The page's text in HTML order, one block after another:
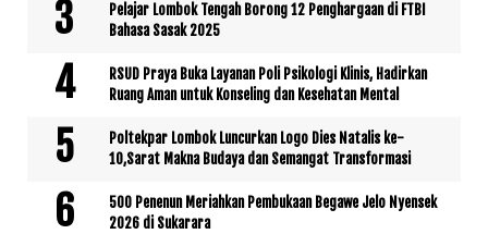
Pelajar Lombok Tengah Borong 12 Penghargaan di FTBI
Bahasa Sasak 2025
RSUD Praya Buka Layanan Poli Psikologi Klinis, Hadirkan
Ruang Aman untuk Konseling dan Kesehatan Mental
Poltekpar Lombok Luncurkan Logo Dies Natalis ke-
10,Sarat Makna Budaya dan Semangat Transformasi
500 Penenun Meriahkan Pembukaan Begawe Jelo Nyensek
2026 di Sukarara